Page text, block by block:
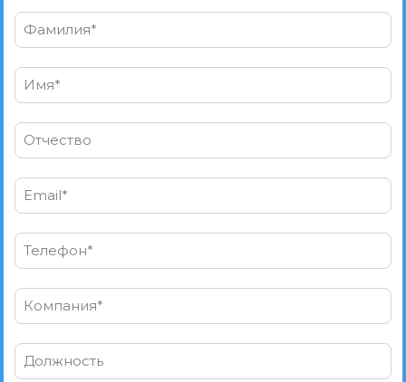
Фамилия*
Имя*
Отчество
Email*
Телефон*
Компания*
Должность